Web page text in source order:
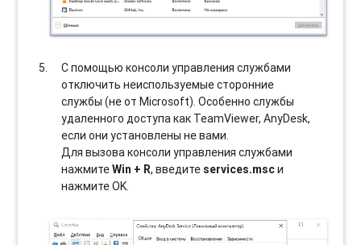
С помощью консоли управления службами
отключить неиспользуемые сторонние
службы (не от Microsoft). Особенно службы
удаленного доступа как TeamViewer, AnyDesk,
если они установлены не вами.
Для вызова консоли управления службами
нажмитеWin + R, введите services.mscи
нажмите OK.